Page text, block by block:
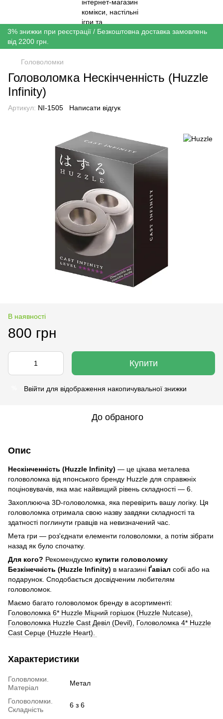
3% знижки при реєстрації / Безкоштовна доставка замовлень
від 2200 грн.
Головоломки
Головоломка Нескінченність (Huzzle
Infinity)
Артикул: NI-1505 Написати відгук
В наявності
800 грн
Купити
Ввійти для відображення накопичувальної знижки
До обраного
Опис
Нескінченність (Huzzle Infinity) — це цікава металева
головоломка від японського бренду Huzzle для справжніх
поціновувачів, яка має найвищий рівень складності — 6.
Захоплююча 3D-головоломка, яка перевірить вашу логіку. Ця
головоломка отримала свою назву завдяки складності та
здатності поглинути гравців на невизначений час.
Мета гри — роз'єднати елементи головоломки, а потім зібрати
назад як було спочатку.
Для кого? Рекомендуємо купити головоломку
Безкінечність (Huzzle Infinity) в магазині Ґавіал собі або на
подарунок. Сподобається досвідченим любителям
головоломок.
Маємо багато головоломок бренду в асортименті:
Головоломка 6* Huzzle Міцний горішок (Huzzle Nutcase),
Головоломка Huzzle Cast Девіл (Devil),
Головоломка 4* Huzzle
Cast Серце (Huzzle Heart).
Характеристики
Головломки.
Матеріал
Метал
Головоломки.
Складність
6 з 6